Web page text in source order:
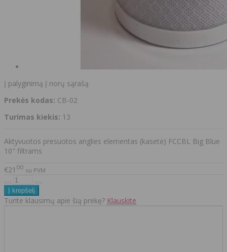
Į palyginimą Į norų sąrašą
Prekės kodas: CB-02
Turimas kiekis: 13
Aktyvuotos presuotos anglies elementas (kasetė) FCCBL Big Blue
10" filtrams
€21 00 su PVM
Turite klausimų apie šią prekę? Klauskite